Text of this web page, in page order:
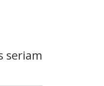
seriam